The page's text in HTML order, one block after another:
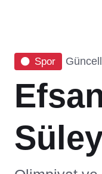
Spor